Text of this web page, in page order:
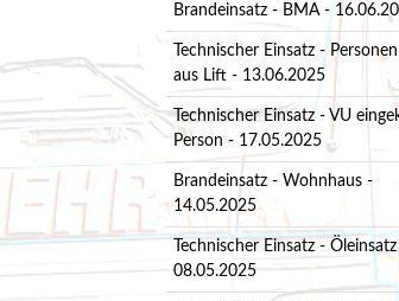
Brandeinsatz - BMA -
Technischer Einsatz -
aus Lift - 13.06.2025
Technischer Einsatz - VU
Person - 17.05.2025
Brandeinsatz - Wohnhaus -
14.05.2025
Technischer Einsatz -
08.05.2025